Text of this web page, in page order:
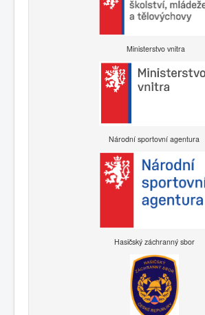
Ministerstvo vnitra
Národní sportovní agentura
Hasičský záchranný sbor